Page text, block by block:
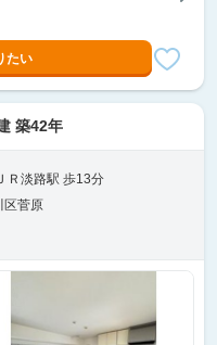
たい
築42年
Ｒ淡路駅 歩13分
区菅原